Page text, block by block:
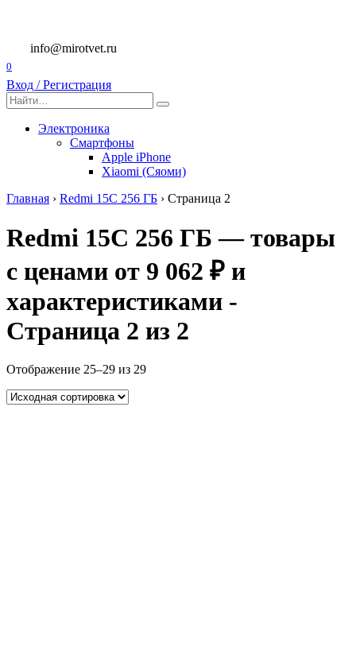
содержанию
info@mirotvet.ru
0
Вход / Регистрация
Search
for:
Электроника
Смартфоны
Apple iPhone
Xiaomi (Сяоми)
Главная › Redmi 15C 256 ГБ › Страница 2
Redmi 15C 256 ГБ — товары
с ценами от 9 062 ₽ и
характеристиками -
Страница 2 из 2
Отображение 25–29 из 29